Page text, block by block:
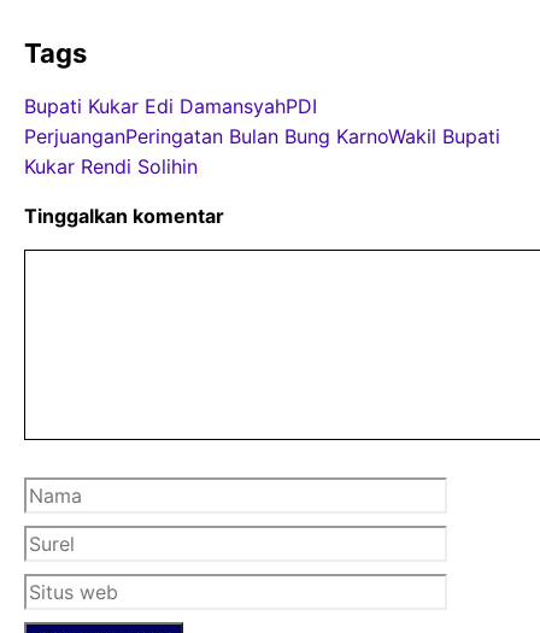
a
c
e
b
o
o
w
i
t
t
e
r
a
t
s
A
p
Tags
Bupati Kukar Edi DamansyahPDI
PerjuanganPeringatan Bulan Bung KarnoWakil Bupati
Kukar Rendi Solihin
Tinggalkan komentar
Nama
web